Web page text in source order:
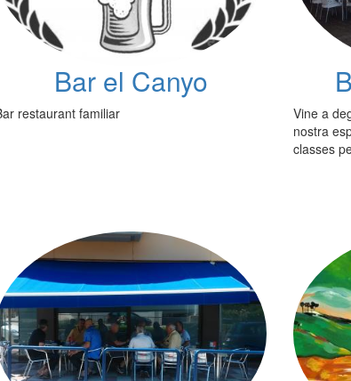
Bar el Canyo
restaurant familiar
Vine a
nostra
classes